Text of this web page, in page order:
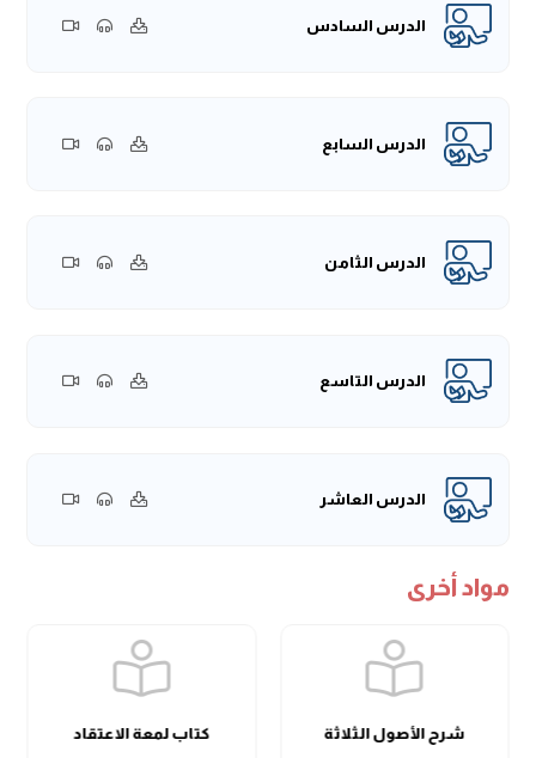
الدرس السادس
الدرس السابع
الدرس الثامن
الدرس التاسع
الدرس العاشر
مواد أخرى
شرح الأصول الثلاثة كتاب لمعة الاعتقاد